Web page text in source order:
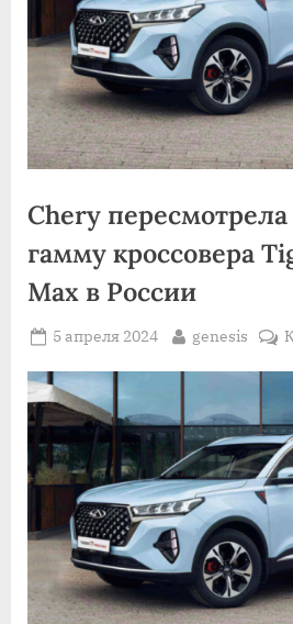
Chery
гамму кроссовера
Max в России
Posted
5 апреля 2024 By
genesis